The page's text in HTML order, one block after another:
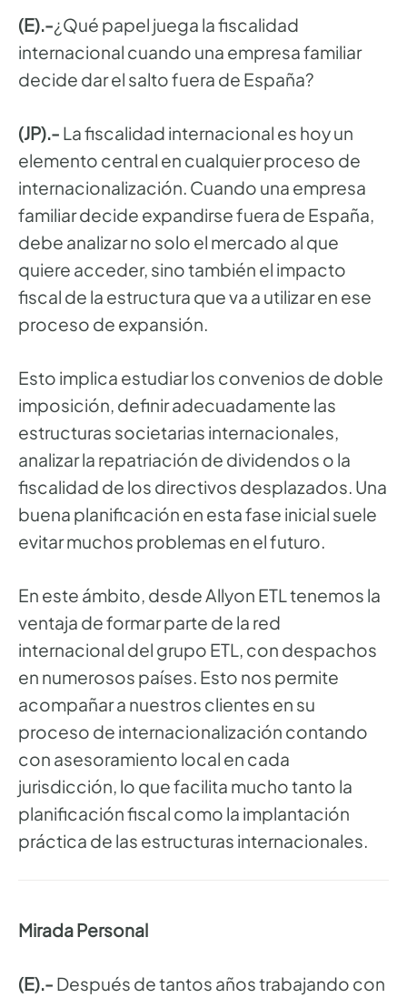
(E).-¿Qué papel juega la fiscalidad
internacional cuando una empresa familiar
decide dar el salto fuera de España?
(JP).- La fiscalidad internacional es hoy un
elemento central en cualquier proceso de
internacionalización. Cuando una empresa
familiar decide expandirse fuera de España,
debe analizar no solo el mercado al que
quiere acceder, sino también el impacto
fiscal de la estructura que va a utilizar en ese
proceso de expansión.
Esto implica estudiar los convenios de doble
imposición, definir adecuadamente las
estructuras societarias internacionales,
analizar la repatriación de dividendos o la
fiscalidad de los directivos desplazados. Una
buena planificación en esta fase inicial suele
evitar muchos problemas en el futuro.
En este ámbito, desde Allyon ETL tenemos la
ventaja de formar parte de la red
internacional del grupo ETL, con despachos
en numerosos países. Esto nos permite
acompañar a nuestros clientes en su
proceso de internacionalización contando
con asesoramiento local en cada
jurisdicción, lo que facilita mucho tanto la
planificación fiscal como la implantación
práctica de las estructuras internacionales.
Mirada Personal
(E).- Después de tantos años trabajando con